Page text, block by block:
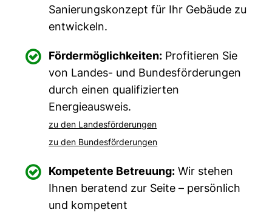
Sanierungskonzept für Ihr Gebäude zu
entwickeln.
 Fördermöglichkeiten: Profitieren Sie
von Landes- und Bundesförderungen
durch einen qualifizierten
Energieausweis.
zu den Landesförderungen
zu den Bundesförderungen
 Kompetente Betreuung: Wir stehen
Ihnen beratend zur Seite – persönlich
und kompetent